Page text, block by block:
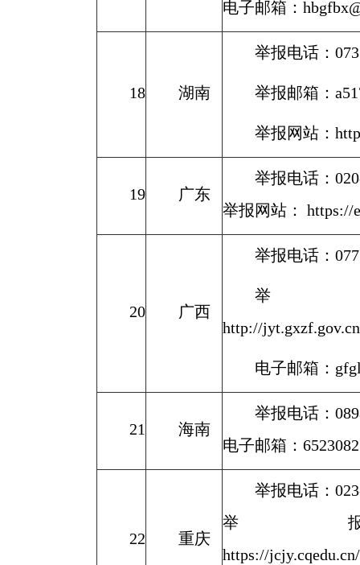
电子邮箱：
18 湖南
举报电话：
举报邮箱：
举报网站：
19 广东
举报电话：
举报网站： https://
20 广西
举报电话：
举
http://
电子邮箱：
21 海南
举报电话：
电子邮箱：
22 重庆
举报电话：
举
https://